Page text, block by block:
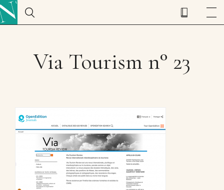
Via Tourism n° 23